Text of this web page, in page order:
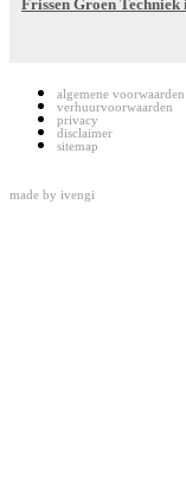
Frissen Groen Techniek
algemene voorwaarden
verhuurvoorwaarden
privacy
disclaimer
sitemap
made by ivengi